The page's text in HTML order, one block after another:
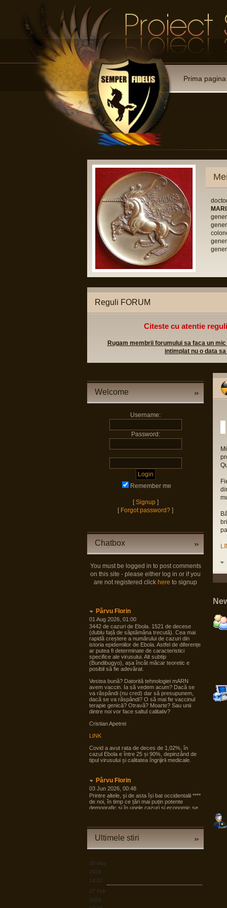
Prima pagina
Reguli FORUM
Citeste cu atentie
Rugam membrii forumului sa faca un
intimplat nu o data
Welcome
Username:
Password:
Remember me
[Signup]
[ Forgot password? ]
Chatbox
You must be logged in to post comments
on this site - please either log in or if you
are not registered click here to signup
Pârvu Florin
01 Aug 2026, 01:00
3442 de cazuri de Ebola. 1521 de decese
(dublu față de săptămâna trecută). Cea mai
rapidă creștere a numărului de cazuri din
istoria epidemiilor de Ebola. Astfel de diferențe
ar putea fi determinate de caracteristici
specifice ale virusului. Alt subtip
(Bundibugyo), așa încât măcar teoretic e
posibil să fie adevărat.
Vestea bună? Datorită tehnologiei mARN
avem vaccin. Ia să vedem acum? Dacă se
va răspândi (nu cred) dar să presupunem,
dacă se va răspândi? O să mai fie vaccinul
terapie genicā? Otravă? Moarte? Sau unii
dintre noi vor face saltul calitativ?
Cristian Apetrei
LINK
Covid a avut rata de deces de 1,02%, în
cazul Ebola e între 25 și 90%, depinzând de
tipul virusului și calitatea îngrijirii medicale.
Pârvu Florin
03 Jun 2026, 00:48
Printre altele, și de asta își bat occidentalii ****
de noi, în timp ce țări mai puțin potente
demografic și în unele cazuri și economic se
din societate, noi încă dezbatem cine e
războiul cea mai bună resursă a Europei sunt
Pârvu Florin
19 Mar 2026, 00:50
Ultimele stiri
30 May
2026,
14:02
27 Feb
2026,